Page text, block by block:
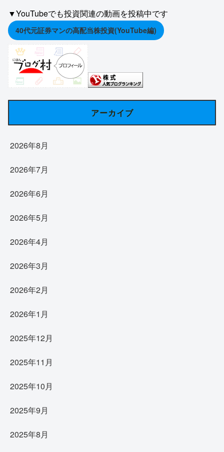
▼YouTubeでも投資関連の動画を投稿中です
40代元証券マンの高配当株投資(YouTube編)
アーカイブ
2026年8月
2026年7月
2026年6月
2026年5月
2026年4月
2026年3月
2026年2月
2026年1月
2025年12月
2025年11月
2025年10月
2025年9月
2025年8月